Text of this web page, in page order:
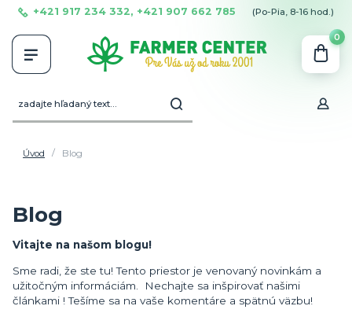
+421 917 234 332, +421 907 662 785 (Po-Pia, 8-16 hod.)
0
Úvod Blog
Blog
Vitajte na našom blogu!
Sme radi, že ste tu! Tento priestor je venovaný novinkám a
užitočným informáciám. Nechajte sa inšpirovať našimi
článkami ! Tešíme sa na vaše komentáre a spätnú väzbu!